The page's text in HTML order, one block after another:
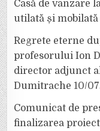
Casă de vânzare
utilată și mobilată
Regrete eterne
profesorului Ion
director adjunct
Dumitrache 10/
Comunicat de
finalizarea